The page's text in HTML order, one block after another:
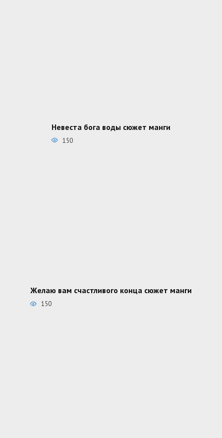
Невеста бога воды сюжет манги
150
Желаю вам счастливого конца сюжет манги
150